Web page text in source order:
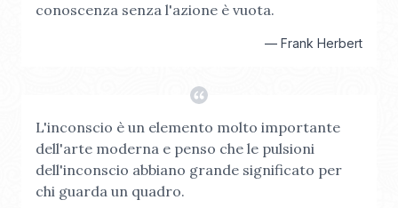
conoscenza senza l'azione è vuota.
— Frank Herbert
L'inconscio è un elemento molto importante
dell'arte moderna e penso che le pulsioni
dell'inconscio abbiano grande significato per
chi guarda un quadro.